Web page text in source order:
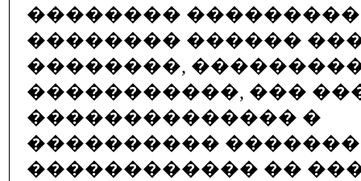
�������� ���������
�������� ������
��������,
�����������, ���
�������������� �
����������
������������ ��